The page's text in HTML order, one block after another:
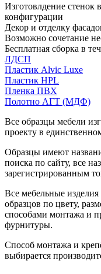
Изготовлдение стенок
конфигурации
Декор и отделку
Возможно сочетание
Бесплатная сборка в
ЛДСП
Пластик Alvic Luxe
Пластик HPL
Пленка ПВХ
Полотно АГТ (МДФ)
Все образцы мебели
проекту в
Образцы имеют
поиска по сайту, все
зарегистрированным
Все мебельные изделия
образцов по цвету,
способами монтажа и
фурнитуры.
Способ монтажа и
выбирается